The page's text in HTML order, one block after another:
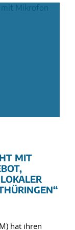
MIT
hat ihren